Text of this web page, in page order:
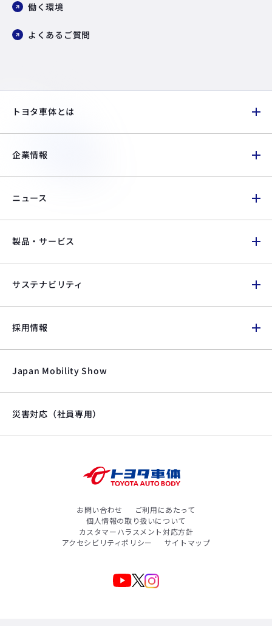
働く環境
よくあるご質問
トヨタ車体とは
企業情報
ニュース
製品・サービス
サステナビリティ
採用情報
Japan Mobility Show
災害対応（社員専用）
お問い合わせ
ご利用にあたって
個人情報の取り扱いについて
カスタマーハラスメント対応方針
アクセシビリティポリシー
サイトマップ